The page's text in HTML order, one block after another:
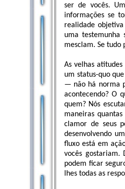
ser de vocês.
informações se
realidade
uma testemunha
mesclam. Se tudo
As velhas
um status-quo
— não há norma
acontecendo? O
quem? Nós
maneiras
clamor de seus
desenvolvendo
fluxo está em
vocês gostariam.
podem ficar
lhes todas as